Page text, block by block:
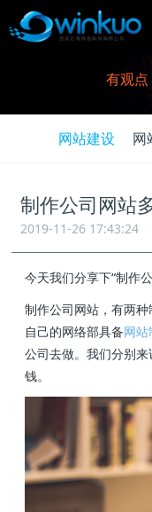
有观
网站建设 网
制作公司网站
2019-11-26 17:43:24
今天我们分享下“制作
制作公司网站，有两
自己的网络部具备网站
公司去做。我们分别
钱。